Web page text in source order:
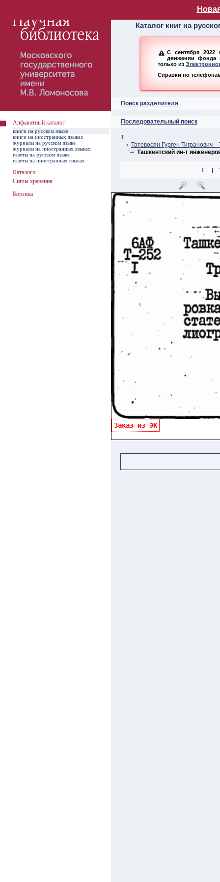
Алфавитный
Каталог книг на
С сентября 2022
движении фонда
только из
Справки по
Поиск разделителя
Последовательный поиск
Т
Татевосян Гурген Тигранович
Ташкентский ин-т
1 |
Заказ из ЭК
Алфавитный каталог
книги на русском языке
книги на иностранных языках
журналы на русском языке
журналы на иностранных языках
газеты на русском языке
газеты на иностранных языках
Каталоги
Сиглы хранения
Корзина